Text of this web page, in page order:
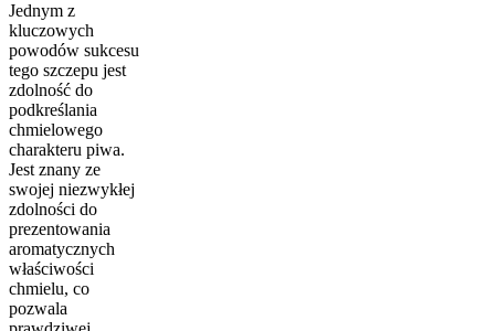
Jednym z
kluczowych
powodów sukcesu
tego szczepu jest
zdolność do
podkreślania
chmielowego
charakteru piwa.
Jest znany ze
swojej niezwykłej
zdolności do
prezentowania
aromatycznych
właściwości
chmielu, co
pozwala